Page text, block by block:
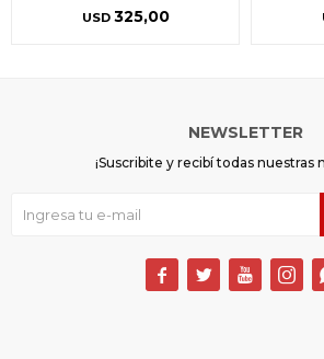
USD 325,00
NEWSLETTER
¡Suscribite y recibí todas nuestras
   